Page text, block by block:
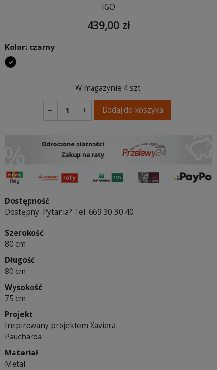
IGO
439,00 zł
Kolor: czarny
czarny
W magazynie 4 szt.
− + Dodaj do koszyka
Dostępność
Dostępny. Pytania? Tel. 669 30 30 40
Szerokość
80 cm
Długość
80 cm
Wysokość
75 cm
Projekt
Inspirowany projektem Xaviera
Paucharda
Materiał
Metal